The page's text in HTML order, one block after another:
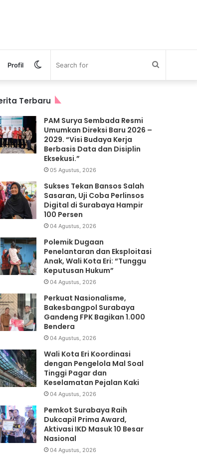
Profil Search
Switch
skin
Terbaru
PAM Surya Sembada Resmi
Umumkan Direksi Baru 2026 –
2029. “Visi Budaya Kerja
Berbasis Data dan Disiplin
Eksekusi.”
05 Agustus, 2026
Sukses Tekan Bansos Salah
Sasaran, Uji Coba Perlinsos
Digital di Surabaya Hampir
100 Persen
04 Agustus, 2026
Polemik Dugaan
Penelantaran dan Eksploitasi
Anak, Wali Kota Eri: “Tunggu
Keputusan Hukum”
04 Agustus, 2026
Perkuat Nasionalisme,
Bakesbangpol Surabaya
Gandeng FPK Bagikan 1.000
Bendera
04 Agustus, 2026
Wali Kota Eri Koordinasi
dengan Pengelola Mal Soal
Tinggi Pagar dan
Keselamatan Pejalan Kaki
04 Agustus, 2026
Pemkot Surabaya Raih
Dukcapil Prima Award,
Aktivasi IKD Masuk 10 Besar
Nasional
04 Agustus, 2026